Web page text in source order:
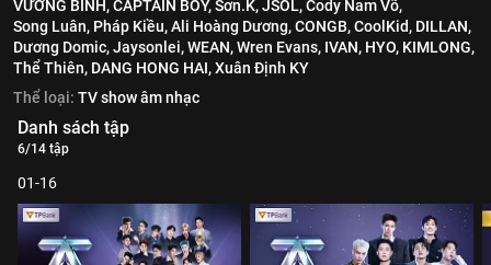
VƯƠNG BÌNH,CAPTAIN BOY,Sơn.K,JSOL,Cody Nam Võ,
Song Luân, Pháp Kiều,Ali Hoàng Dương,CONGB,CoolKid, DILLAN,
Dương Domic,Jaysonlei,WEAN,Wren Evans, IVAN, HYO, KIMLONG,
Thể Thiên, DANG HONG HAI,Xuân Định KY
Thể loại: TV show âm nhạc
Danh sách tập
6/14 tập
01-16